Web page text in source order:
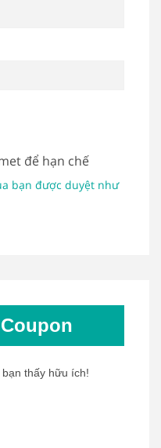
để hạn chế
bạn được duyệt như
thấy hữu ích!